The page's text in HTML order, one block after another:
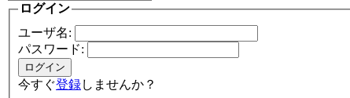
ログイン
ユーザ名:
パスワード:
今すぐ登録しませんか？